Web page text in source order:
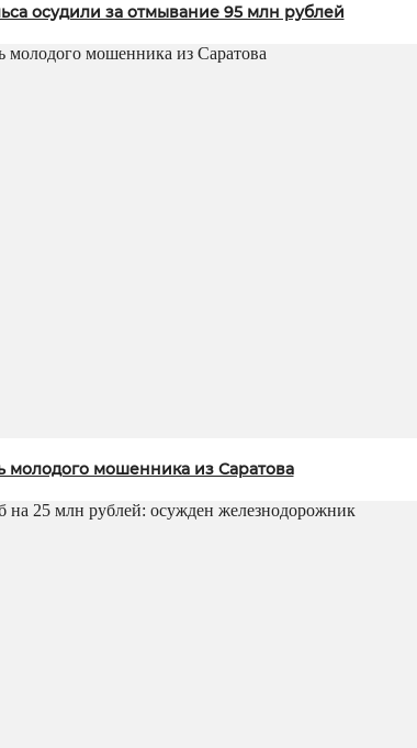
осудили за отмывание 95 млн рублей
молодого мошенника из Саратова